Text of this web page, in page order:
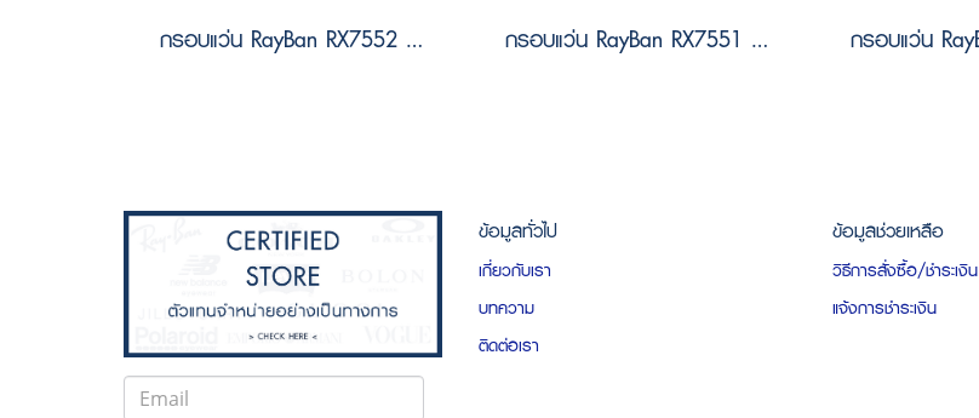
กรอบแว่น RayBan RX7552 3209 Size 54 กรอบแว่น RayBan RX7551 3214 Size 56
ข้อมูลทั่วไป
เกี่ยวกับเรา
บทความ
ติดต่อเรา
ข้อมูลช่วยเหลือ
วิธีการสั่งซื้อ/ชำระเงิน
แจ้งการชำระเงิน